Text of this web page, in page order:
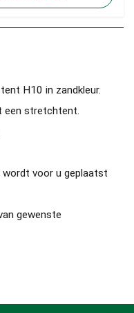
H10 in zandkleur.
een stretchtent.
wordt voor u geplaatst
gewenste